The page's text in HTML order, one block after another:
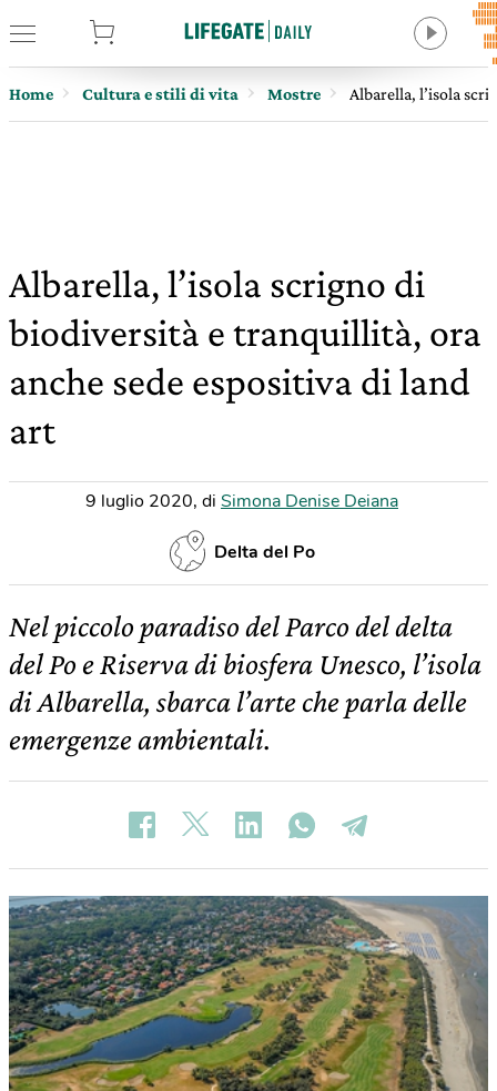
Home Cultura e stili di vita Mostre Albarella, l’isola
Albarella, l’isola scrigno di
biodiversità e tranquillità, ora
anche sede espositiva di land
art
9 luglio 2020, di Simona Denise Deiana
Delta del Po
Nel piccolo paradiso del Parco del delta
del Po e Riserva di biosfera Unesco, l’isola
di Albarella, sbarca l’arte che parla delle
emergenze ambientali.